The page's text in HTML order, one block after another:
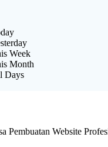
Pembuatan Website